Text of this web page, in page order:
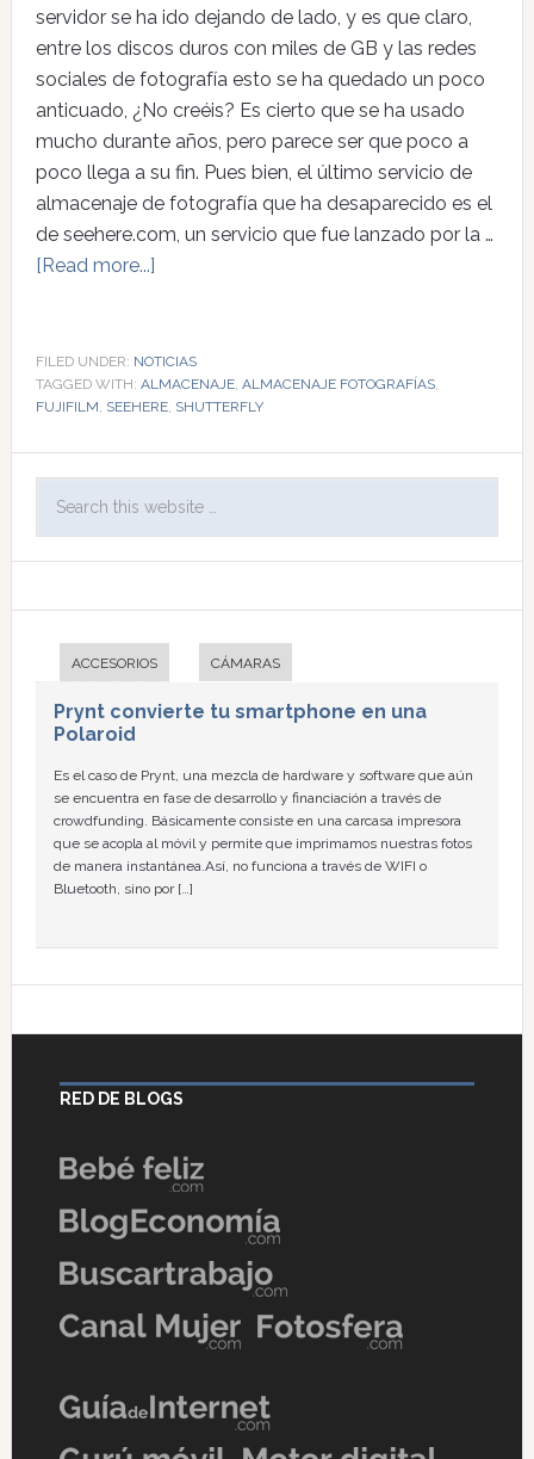
servidor se ha ido dejando de lado, y es que claro,
entre los discos duros con miles de GB y las redes
sociales de fotografía esto se ha quedado un poco
anticuado, ¿No creéis? Es cierto que se ha usado
mucho durante años, pero parece ser que poco a
poco llega a su fin. Pues bien, el último servicio de
almacenaje de fotografía que ha desaparecido es el
de seehere.com, un servicio que fue lanzado por la …
[Read more...]
FILED UNDER: NOTICIAS
TAGGED WITH: ALMACENAJE, ALMACENAJE FOTOGRAFÍAS,
FUJIFILM, SEEHERE, SHUTTERFLY
ACCESORIOS CÁMARAS
Prynt convierte tu smartphone en una
Polaroid
Es el caso de Prynt, una mezcla de hardware y software que aún
se encuentra en fase de desarrollo y financiación a través de
crowdfunding. Básicamente consiste en una carcasa impresora
que se acopla al móvil y permite que imprimamos nuestras fotos
de manera instantánea.Así, no funciona a través de WIFI o
Bluetooth, sino por […]
RED DE BLOGS